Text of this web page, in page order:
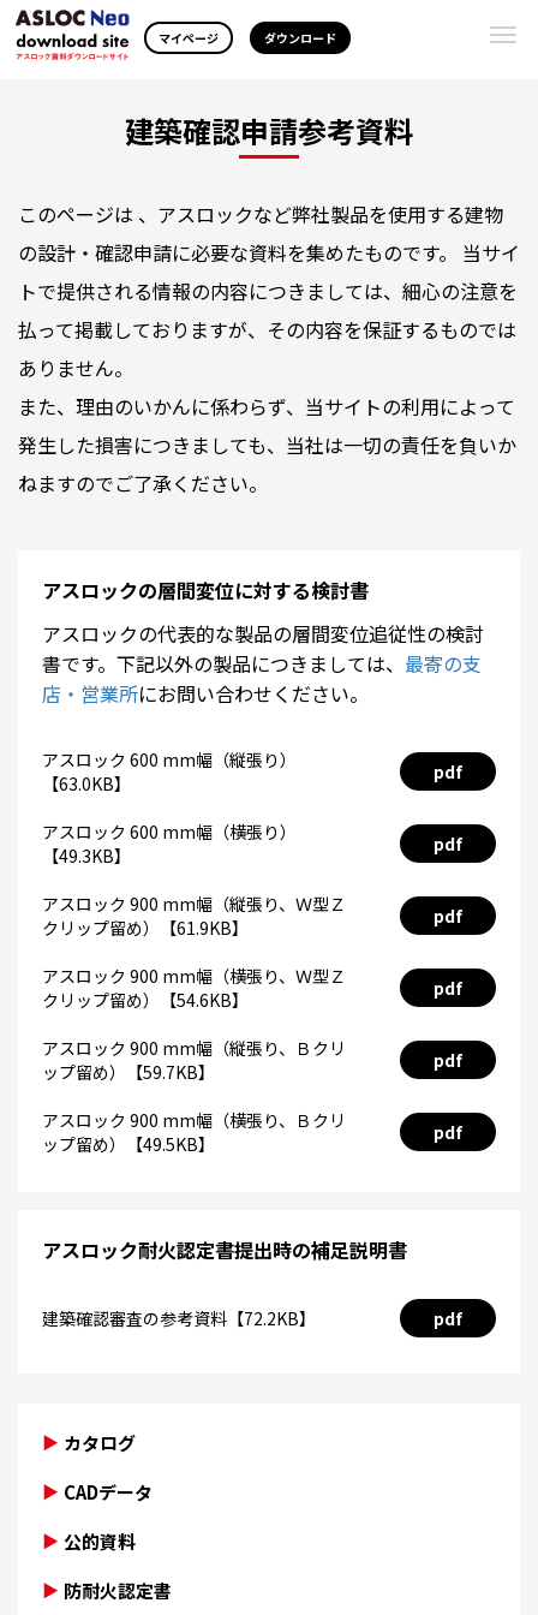
マイページ ダウンロード
建築確認申請参考資料
このページは 、アスロックなど弊社製品を使用する建物
の設計・確認申請に必要な資料を集めたものです。 当サイ
トで提供される情報の内容につきましては、細心の注意を
払って掲載しておりますが、その内容を保証するものでは
ありません。
また、理由のいかんに係わらず、当サイトの利用によって
発生した損害につきましても、当社は一切の責任を負いか
ねますのでご了承ください。
アスロックの層間変位に対する検討書
アスロックの代表的な製品の層間変位追従性の検討
書です。下記以外の製品につきましては、 最寄の支
店・営業所にお問い合わせください。
アスロック 600 mm幅（縦張り）
【63.0KB】
pdf
アスロック 600 mm幅（横張り）
【49.3KB】
pdf
アスロック 900 mm幅（縦張り、Ｗ型Ｚ
クリップ留め）【61.9KB】
pdf
アスロック 900 mm幅（横張り、Ｗ型Ｚ
クリップ留め）【54.6KB】
pdf
アスロック 900 mm幅（縦張り、Ｂクリ
ップ留め）【59.7KB】
pdf
アスロック 900 mm幅（横張り、Ｂクリ
ップ留め）【49.5KB】
pdf
アスロック耐火認定書提出時の補足説明書
建築確認審査の参考資料【72.2KB】 pdf
カタログ
CADデータ
公的資料
防耐火認定書